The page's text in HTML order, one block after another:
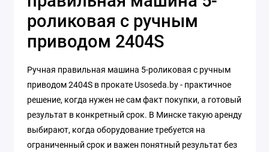
роликовая с ручным
приводом 2404S
Ручная правильная машина 5-роликовая с ручным
приводом 2404S в прокате Usoseda.by - практичное
решение, когда нужен не сам факт покупки, а готовый
результат в конкретный срок. В Минске такую аренду
выбирают, когда оборудование требуется на
ограниченный срок и важен понятный результат без